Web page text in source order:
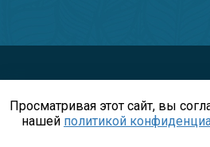
Просматривая этот сайт, вы
нашей политикой